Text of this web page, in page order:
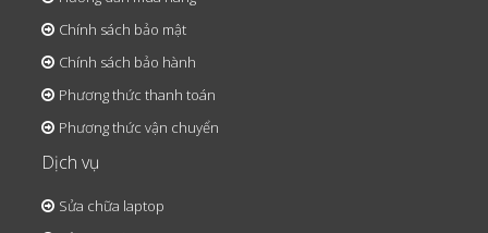
Chính sách bảo mật
Chính sách bảo hành
Phương thức thanh toán
Phương thức vận chuyển
Dịch vụ
Sửa chữa laptop